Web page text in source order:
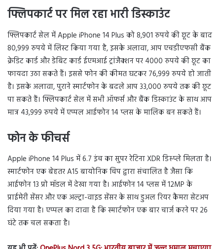
फ्लिपकार्ट पर मिल रहा भारी डिस्काउंट
फ्लिपकार्ट सेल में Apple iPhone 14 Plus को 8,901 रुपये की छूट के बाद
80,999 रुपये में लिस्ट किया गया है, इसके अलावा, आप एचडीएफसी बैंक
क्रेडिट कार्ड और डेबिट कार्ड ईएमआई ट्रांजैक्शन पर 4000 रुपये की छूट का
फायदा उठा सकते हैं। इससे फोन की कीमत घटकर 76,999 रुपये हो जाती
है। इसके अलावा, पुराने स्मार्टफोन के बदले आप 33,000 रुपये तक की छूट
पा सकते हैं। फ्लिपकार्ट सेल में सभी ऑफर्स और बैंक डिस्काउंट के साथ आप
मात्र 43,999 रुपये में एप्पल आईफोन 14 प्लस के मालिक बन सकते हैं।
फोन के फीचर्स
Apple iPhone 14 Plus में 6.7 इंच का सुपर रेटिना XDR डिस्प्ले मिलता है।
स्मार्टफोन एक बेहतर A15 बायोनिक चिप द्वारा संचालित है जैसा कि
आईफोन 13 प्रो मॉडल में देखा गया है। आईफोन 14 प्लस में 12MP के
प्राईमेरी सेंसर और एक अल्ट्रा-वाइड सेंसर के साथ डुअल रियर कैमरा सेटअप
दिया गया है। एप्पल का दावा है कि स्मार्टफोन एक बार चार्ज करने पर 26
घंटे तक चल सकता है।